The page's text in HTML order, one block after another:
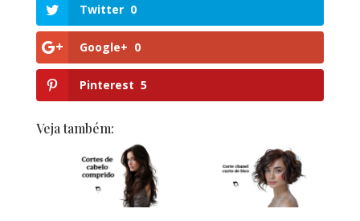
Twitter 0
Google+ 0
Pinterest 5
Veja também: